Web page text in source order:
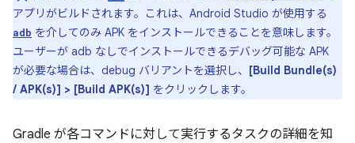
アプリがビルドされます。これは、Android Studio が使用する
adb を介してのみ APK をインストールできることを意味します。
ユーザーが adb なしでインストールできるデバッグ可能な APK
が必要な場合は、debug バリアントを選択し、 [Build Bundle(s)
/ APK(s)] > [Build APK(s)] をクリックします。
Gradle が各コマンドに対して実行するタスクの詳細を知